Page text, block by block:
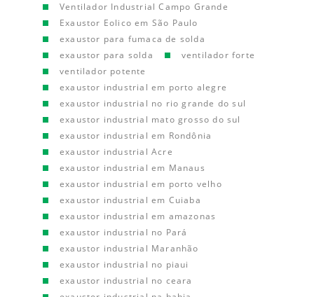
Ventilador Industrial Campo Grande
Exaustor Eolico em São Paulo
exaustor para fumaca de solda
exaustor para solda
ventilador forte
ventilador potente
exaustor industrial em porto alegre
exaustor industrial no rio grande do sul
exaustor industrial mato grosso do sul
exaustor industrial em Rondônia
exaustor industrial Acre
exaustor industrial em Manaus
exaustor industrial em porto velho
exaustor industrial em Cuiaba
exaustor industrial em amazonas
exaustor industrial no Pará
exaustor industrial Maranhão
exaustor industrial no piaui
exaustor industrial no ceara